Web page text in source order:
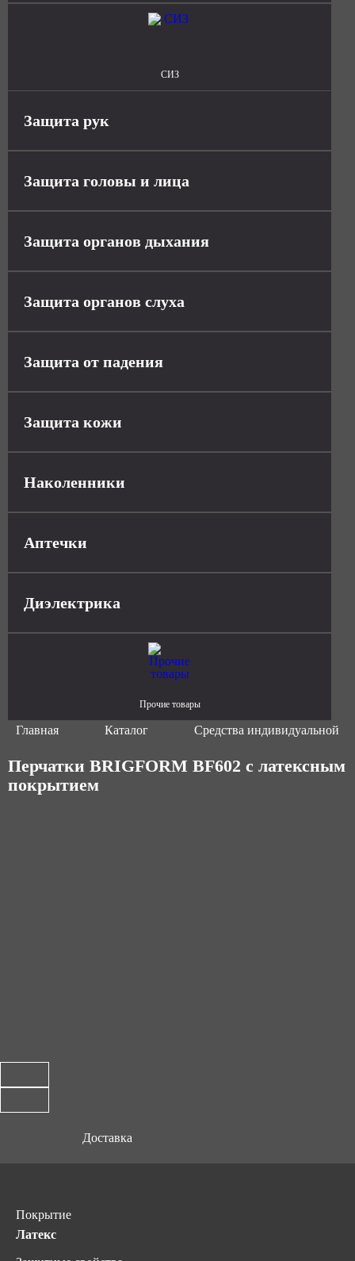
СИЗ
Защита рук
Защита головы и лица
Защита органов дыхания
Защита органов слуха
Защита от падения
Защита кожи
Наколенники
Аптечки
Диэлектрика
Прочие товары
Главная Каталог Средства индивидуальной
Перчатки BRIGFORM BF602 с латексным
покрытием
Доставка
Покрытие
Латекс